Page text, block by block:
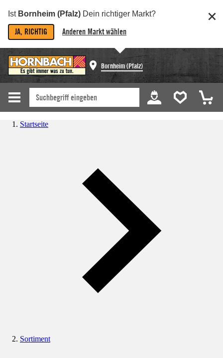
Ist Bornheim (Pfalz) Dein richtiger Markt?
JA, RICHTIG Anderen Markt wählen
Bornheim (Pfalz)
Startseite
Sortiment